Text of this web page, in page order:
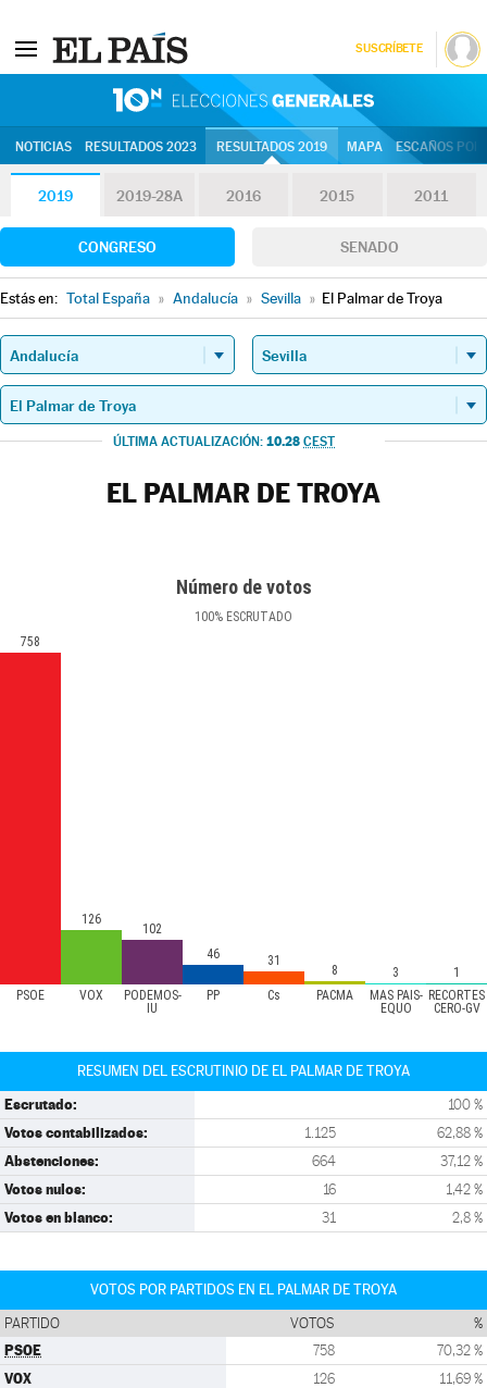
SUSCRÍBETE
NOTICIAS RESULTADOS 2023 RESULTADOS 2019 MAPA ESCAÑOS
2019 2019-28A 2016 2015 2011
CONGRESO SENADO
Estás en: Total España » Andalucía » Sevilla » El Palmar de Troya
ÚLTIMA ACTUALIZACIÓN: 10.28 CEST
EL PALMAR DE TROYA
Número de votos
100% ESCRUTADO
PSOE VOX
PODEMOS-
IU
PP Cs PACMA
MÁS PAÍS-
EQUO
RECORTES
CERO-GV
758
126
102
46
31
8 3 1
RESUMEN DEL ESCRUTINIO DE EL PALMAR DE TROYA
Escrutado: 100 %
Votos contabilizados: 1.125 62,88 %
Abstenciones: 664 37,12 %
Votos nulos: 16 1,42 %
Votos en blanco: 31 2,8 %
VOTOS POR PARTIDOS EN EL PALMAR DE TROYA
PARTIDO VOTOS %
PSOE 758 70,32 %
VOX 126 11,69 %